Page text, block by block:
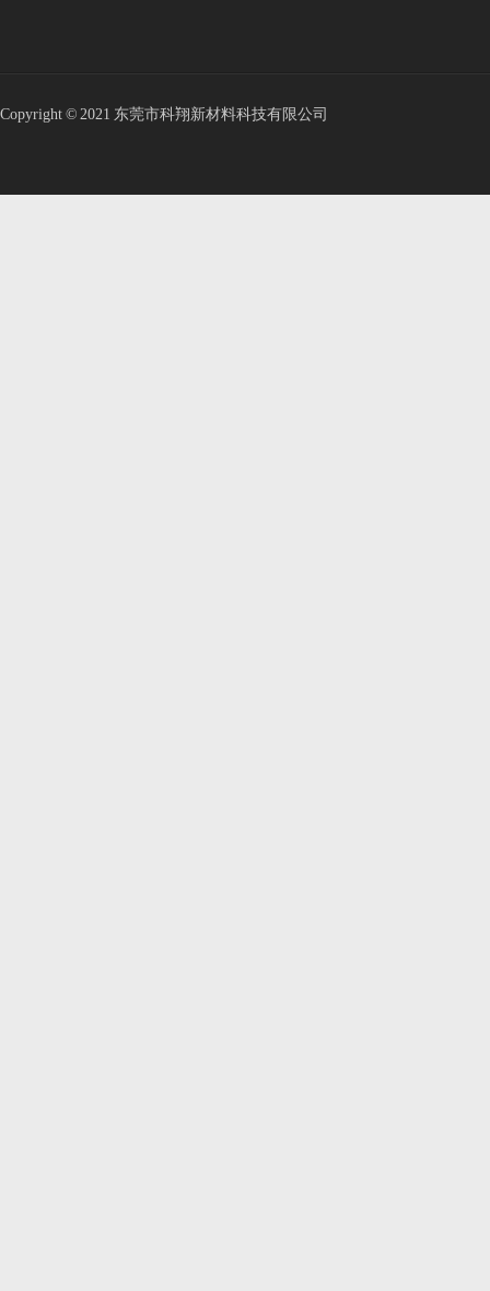
Copyright © 2021 东莞市科翔新材料科技有限公司